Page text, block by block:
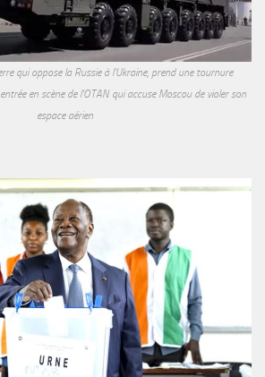
qui oppose la Russie à l'Ukraine, prend une tournure
en scène de l'OTAN qui accuse Moscou de violer son
espace aérien